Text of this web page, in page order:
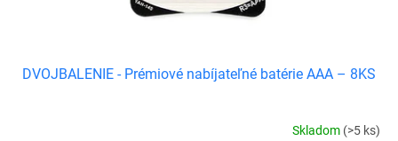
DVOJBALENIE - Prémiové nabíjateľné batérie AAA – 8KS
Skladom (>5 ks)